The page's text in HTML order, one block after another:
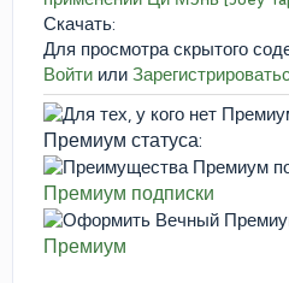
Скачать:
Для просмотра скрытого
Войти или
Премиум статуса:
Премиум подписки
Премиум